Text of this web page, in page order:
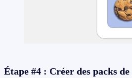
Étape #4 : Créer des packs